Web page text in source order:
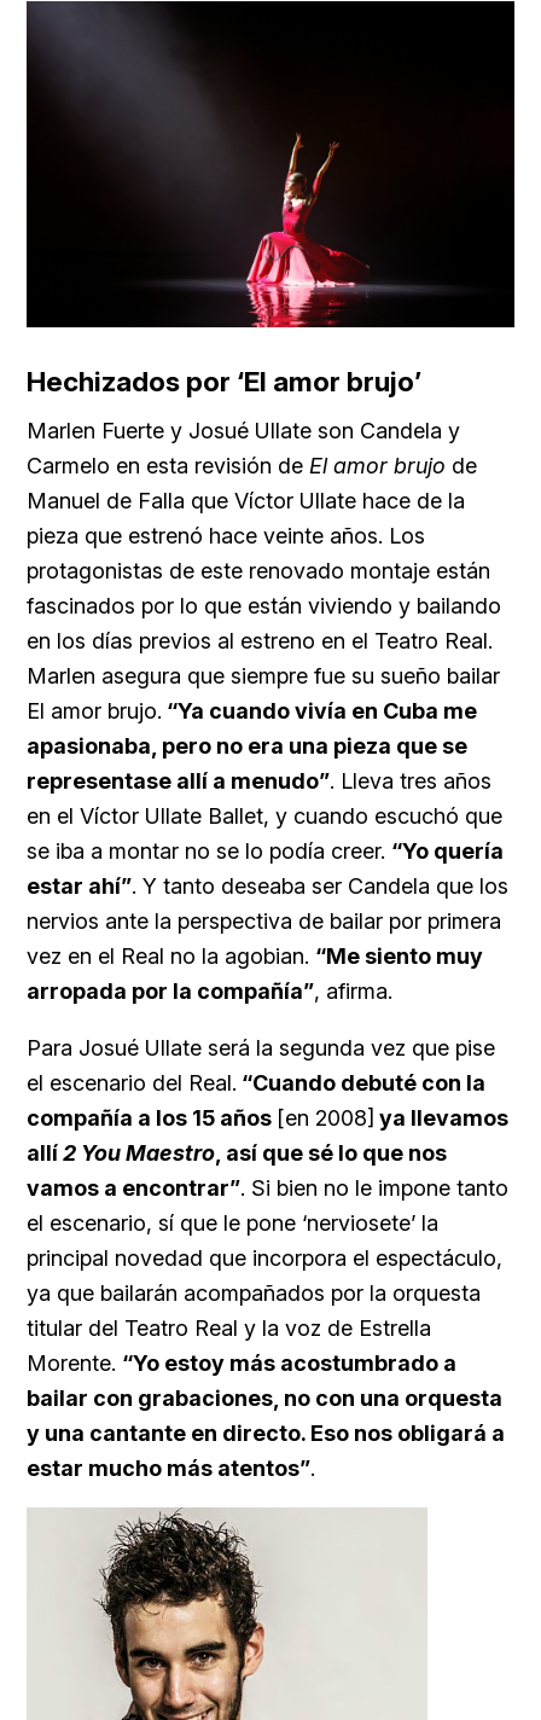
Hechizados por ‘El amor brujo’
Marlen Fuerte y Josué Ullate son Candela y
Carmelo en esta revisión de El amor brujo de
Manuel de Falla que Víctor Ullate hace de la
pieza que estrenó hace veinte años. Los
protagonistas de este renovado montaje están
fascinados por lo que están viviendo y bailando
en los días previos al estreno en el Teatro Real.
Marlen asegura que siempre fue su sueño bailar
El amor brujo. “Ya cuando vivía en Cuba me
apasionaba, pero no era una pieza que se
representase allí a menudo”. Lleva tres años
en el Víctor Ullate Ballet, y cuando escuchó que
se iba a montar no se lo podía creer. “Yo quería
estar ahí”. Y tanto deseaba ser Candela que los
nervios ante la perspectiva de bailar por primera
vez en el Real no la agobian. “Me siento muy
arropada por la compañía”, afirma.
Para Josué Ullate será la segunda vez que pise
el escenario del Real. “Cuando debuté con la
compañía a los 15 años [en 2008] ya llevamos
allí2 You Maestro , así que sé lo que nos
vamos a encontrar”. Si bien no le impone tanto
el escenario, sí que le pone ‘nerviosete’ la
principal novedad que incorpora el espectáculo,
ya que bailarán acompañados por la orquesta
titular del Teatro Real y la voz de Estrella
Morente. “Yo estoy más acostumbrado a
bailar con grabaciones, no con una orquesta
y una cantante en directo. Eso nos obligará a
estar mucho más atentos”.